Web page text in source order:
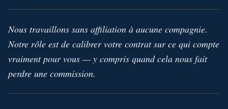
Nous travaillons sans affiliation à aucune compagnie.
Notre rôle est de calibrer votre contrat sur ce qui compte
vraiment pour vous — y compris quand cela nous fait
perdre une commission.